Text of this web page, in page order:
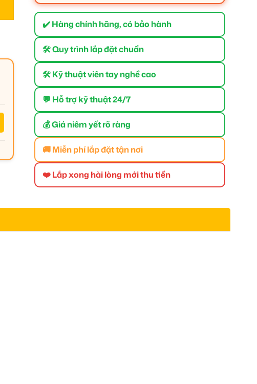
✔️ Hàng chính hãng, có bảo hành
🛠 Quy trình lắp đặt chuẩn
🛠 Kỹ thuật viên tay nghề cao
💬 Hỗ trợ kỹ thuật 24/7
💰 Giá niêm yết rõ ràng
🚚 Miễn phí lắp đặt tận nơi
❤️ Lắp xong hài lòng mới thu tiền